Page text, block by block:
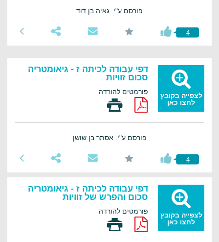
פורסם ע"י: גאיה בן דוד
4
לצפייה בקובץ
לחצו כאן
דפי עבודה לכיתה ז - גיאומטריה
סכום זוויות
פורמטים להורדה
פורסם ע"י: אסתר בן שושן
4
לצפייה בקובץ
לחצו כאן
דפי עבודה לכיתה ז - גיאומטריה
סכום והפרש של זוויות
פורמטים להורדה